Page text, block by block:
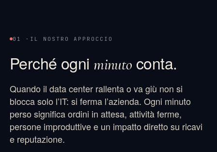
01 · IL NOSTRO APPROCCIO
Perché ogniminuto conta.
Quando il data center rallenta o va giù non si
blocca solo l’IT: si ferma l’azienda. Ogni minuto
perso significa ordini in attesa, attività ferme,
persone improduttive e un impatto diretto su ricavi
e reputazione.